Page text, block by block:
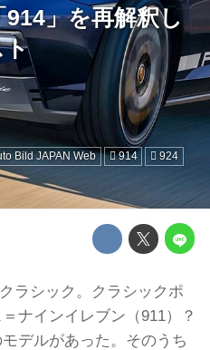
」を再解釈し
ト
Bild JAPAN Web 914
924
ラシック。クラシックポ
ナインイレブン（911）？
デルがあった。そのうち